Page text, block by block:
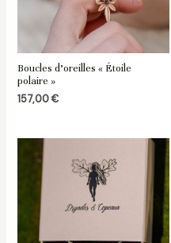
Boucles d’oreilles « Étoile
polaire »
157,00€